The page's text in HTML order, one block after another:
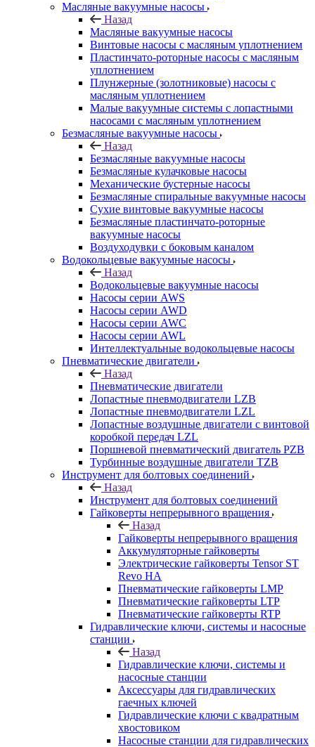
Масляные вакуумные насосы
Назад
Масляные вакуумные насосы
Винтовые насосы с масляным уплотнением
Пластинчато-роторные насосы с масляным
уплотнением
Плунжерные (золотниковые) насосы с
масляным уплотнением
Малые вакуумные системы с лопастными
насосами с масляным уплотнением
Безмасляные вакуумные насосы
Назад
Безмасляные вакуумные насосы
Безмасляные кулачковые насосы
Механические бустерные насосы
Безмасляные спиральные вакуумные насосы
Сухие винтовые вакуумные насосы
Безмасляные пластинчато-роторные
вакуумные насосы
Воздуходувки с боковым каналом
Водокольцевые вакуумные насосы
Назад
Водокольцевые вакуумные насосы
Насосы серии AWS
Насосы серии AWD
Насосы серии AWC
Насосы серии AWL
Интеллектуальные водокольцевые насосы
Пневматические двигатели
Назад
Пневматические двигатели
Лопастные пневмодвигатели LZB
Лопастные пневмодвигатели LZL
Лопастные воздушные двигатели с винтовой
коробкой передач LZL
Поршневой пневматический двигатель PZB
Турбинные воздушные двигатели TZB
Инструмент для болтовых соединений
Назад
Инструмент для болтовых соединений
Гайковерты непрерывного вращения
Назад
Гайковерты непрерывного вращения
Аккумуляторные гайковерты
Электрические гайковерты Tensor ST
Revo HA
Пневматические гайковерты LMP
Пневматические гайковерты LTP
Пневматические гайковерты RTP
Гидравлические ключи, системы и насосные
станции
Назад
Гидравлические ключи, системы и
насосные станции
Аксессуары для гидравлических
гаечных ключей
Гидравлические ключи с квадратным
хвостовиком
Насосные станции для гидравлических